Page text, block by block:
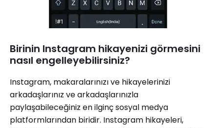
Birinin Instagram hikayenizi görmesini
nasıl engelleyebilirsiniz?
Instagram, makaralarınızı ve hikayelerinizi
arkadaşlarınız ve arkadaşlarınızla
paylaşabileceğiniz en ilginç sosyal medya
platformlarından biridir. Instagram hikayeleri,